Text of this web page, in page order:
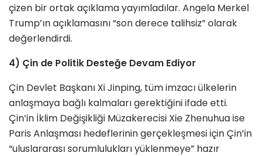
çizen bir ortak açıklama yayımladılar. Angela Merkel
Trump’ın açıklamasını “son derece talihsiz” olarak
değerlendirdi.
4) Çin de Politik Desteğe Devam Ediyor
Çin Devlet Başkanı Xi Jinping, tüm imzacı ülkelerin
anlaşmaya bağlı kalmaları gerektiğini ifade etti.
Çin’in İklim Değişikliği Müzakerecisi Xie Zhenuhua ise
Paris Anlaşması hedeflerinin gerçekleşmesi için Çin’in
“uluslararası sorumlulukları yüklenmeye” hazır